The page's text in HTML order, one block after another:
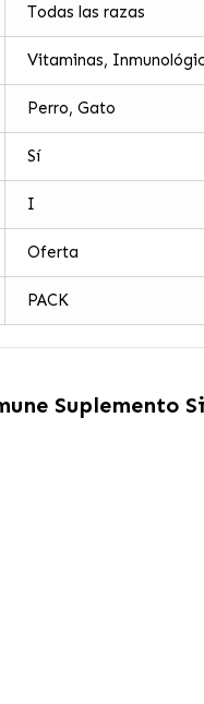
Todas las razas
Vitaminas,
Perro, Gato
Sí
I
Oferta
PACK
Suplemento